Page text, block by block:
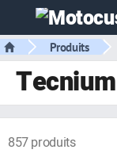
Produits
Tecnium
857 produits